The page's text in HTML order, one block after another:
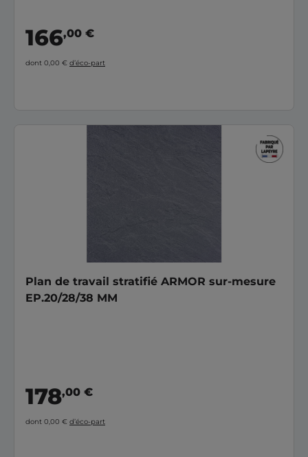
166,00 €
dont 0,00 € d’éco-part
Plan de travail stratifié ARMOR sur-mesure
EP.20/28/38 MM
178,00 €
dont 0,00 € d’éco-part